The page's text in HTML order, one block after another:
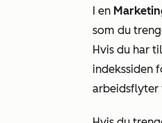
I en
som du
Hvis du har
indekssiden
arbeidsflyter